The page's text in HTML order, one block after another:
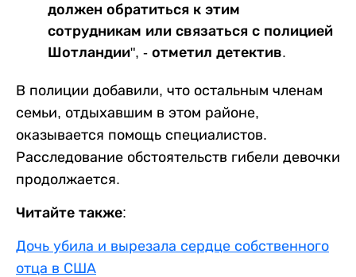
должен обратиться к этим
сотрудникам или связаться с полицией
Шотландии", - отметил детектив.
В полиции добавили, что остальным членам
семьи, отдыхавшим в этом районе,
оказывается помощь специалистов.
Расследование обстоятельств гибели девочки
продолжается.
Читайте также:
Дочь убила и вырезала сердце собственного
отца в США